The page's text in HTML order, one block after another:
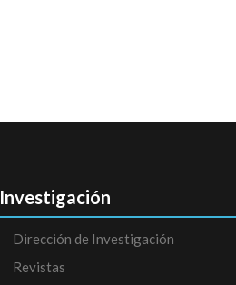
Investigación
Dirección de Investigación
Revistas